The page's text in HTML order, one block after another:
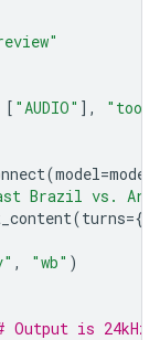
[ "AUDIO" ],
(model=model
Brazil vs.
(turns={
, "wb" )
Output is 24kHz